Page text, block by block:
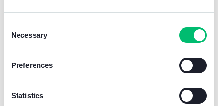
Selection
Necessary
Preferences
Statistics
dans les complexes d’appartements, le confort
le confort est encore plus grand. Une fois les
sauvegardée et copiée sur tous les autres
Le temps est précieux